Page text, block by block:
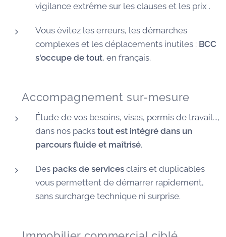
vigilance extrême sur les clauses et les prix .
Vous évitez les erreurs, les démarches
complexes et les déplacements inutiles : BCC
s'occupe de tout, en français.
🧭 Accompagnement sur-mesure
Étude de vos besoins, visas, permis de travail...,
dans nos packs tout est intégré dans un
parcours fluide et maîtrisé.
Des packs de services clairs et duplicables
vous permettent de démarrer rapidement,
sans surcharge technique ni surprise.